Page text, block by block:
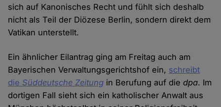
sich auf Kanonisches Recht und fühlt sich deshalb
nicht als Teil der Diözese Berlin, sondern direkt dem
Vatikan unterstellt.
Ein ähnlicher Eilantrag ging am Freitag auch am
Bayerischen Verwaltungsgerichtshof ein, schreibt
die Süddeutsche Zeitung in Berufung auf diedpa. Im
dortigen Fall sieht sich ein katholischer Anwalt aus